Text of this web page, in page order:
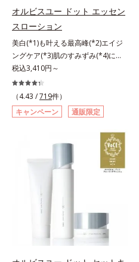
料・アルコールフリー・パラベンフ
リーで、徹底的に肌に寄り添いま
す。*1 乾燥と敏感をくり返すこと
*2 敏感肌対象連用テスト済（すべ
ての方のお肌に合うということでは
ありません）*3 乾燥して敏感に感
じやすい状態のこと*4 発酵アミノ
酸（ポリグルタミン酸）配合＝乾燥
を防ぎ、うるおいに満ちた肌へ導く
保湿成分、植物由来アミノ酸（エル
ゴチオネイン）配合＝肌を整え、す
こやかに保つ保湿成分、微生物由来
アミノ酸（エクトイン）配合＝乱れ
た角層にうるおいを与え、肌荒れを
オルビスユー ドット エッセン
スローション
美白(*1)も叶える最高峰(*2)エイジ
ングケア(*3)肌のすみずみ(*4)にし
みわたるうるおい充満ローション。
ハリも透明感(*5)も結果主義。年齢
サイン(*6)の因子に着目した肌科学
エイジングケア(*3)シリーズ。オル
ビスユー ドットシリーズは、年齢
による肌悩み一つ一つを対処するの
ではなく、肌で起きていることの根
本原因に着目。加齢とともに現れる
年齢サインについて研究を進めたと
リのなさ」や、くすみ(*7)などが現
れている状態である「透明感のな
さ」が、大人の肌印象に大きな影響
を与えていることがわかりました。
そこでオルビスユー ドットシリー
ズは美容成分(*8)として「G.D.F.ア
税込3,410円～
（4.43 /719件）
キャンペーン
通販限定